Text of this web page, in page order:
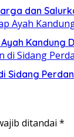
dan
Kandung
Sidang
ditandai *